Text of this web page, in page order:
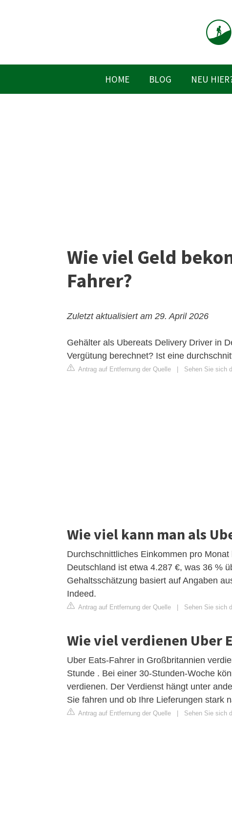
HOME BLOG NEU
Wie viel Geld
Fahrer?
Zuletzt aktualisiert am 29. April 2026
Gehälter als Ubereats Delivery Driver in
Vergütung berechnet? Ist eine
Antrag auf Entfernung der Quelle Sehen Sie sich
Wie viel kann man als
Durchschnittliches Einkommen pro
Deutschland ist etwa 4.287 €, was 36 %
Gehaltsschätzung basiert auf Angaben
Indeed.
Antrag auf Entfernung der Quelle Sehen Sie sich
Wie viel verdienen Uber
Uber Eats-Fahrer in Großbritannien
Stunde . Bei einer 30-Stunden-Woche
verdienen. Der Verdienst hängt unter
Sie fahren und ob Ihre Lieferungen stark
Antrag auf Entfernung der Quelle Sehen Sie sich